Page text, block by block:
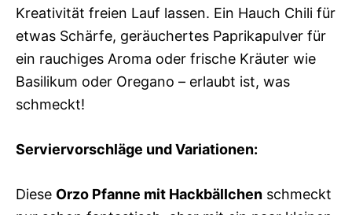
Kreativität freien Lauf lassen. Ein Hauch Chili für
etwas Schärfe, geräuchertes Paprikapulver für
ein rauchiges Aroma oder frische Kräuter wie
Basilikum oder Oregano – erlaubt ist, was
schmeckt!
Serviervorschläge und Variationen:
Diese Orzo Pfanne mit Hackbällchen schmeckt